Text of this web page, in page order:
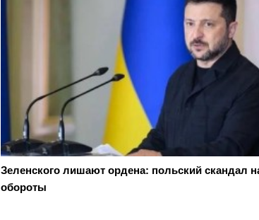
Зеленского лишают ордена: польский скандал
обороты